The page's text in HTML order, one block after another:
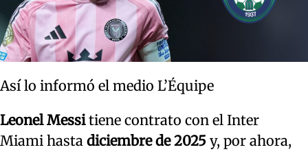
Así lo informó el medio L’Équipe
Leonel Messitiene contrato con el Inter
Miami hasta diciembre de 2025 y, por ahora,